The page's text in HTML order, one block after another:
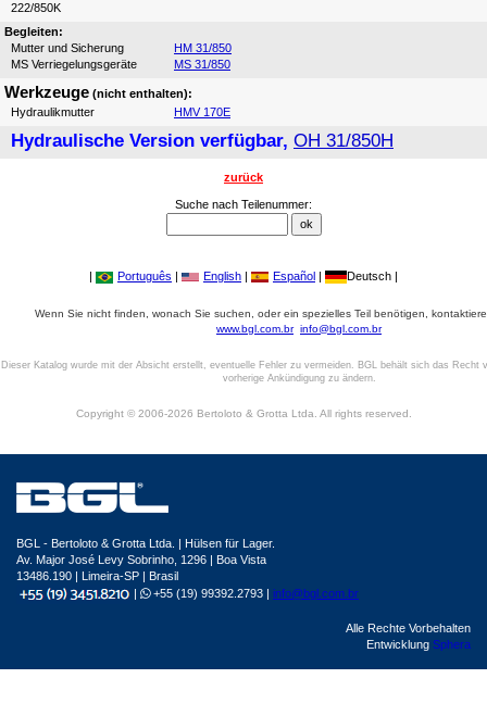
222/850K
Begleiten:
Mutter und Sicherung
HM 31/850
MS Verriegelungsgeräte
MS 31/850
Werkzeuge (nicht enthalten):
Hydraulikmutter
HMV 170E
Hydraulische Version verfügbar, OH 31/850H
zurück
Suche nach Teilenummer:
| Português | English | Español | Deutsch |
Wenn Sie nicht finden, wonach Sie suchen, oder ein spezielles Teil benötigen,
www.bgl.com.br info@bgl.com.br
Dieser Katalog wurde mit der Absicht erstellt, eventuelle Fehler zu vermeiden. BGL behält sich das Recht
vorherige Ankündigung zu ändern.
Copyright © 2006-2026 Bertoloto & Grotta Ltda. All rights reserved.
BGL - Bertoloto & Grotta Ltda. | Hülsen für Lager.
Av. Major José Levy Sobrinho, 1296 | Boa Vista
13486.190 | Limeira-SP | Brasil
|
+55 (19) 99392.2793 | info@bgl.com.br
Alle Rechte Vorbehalten
Entwicklung Sphera